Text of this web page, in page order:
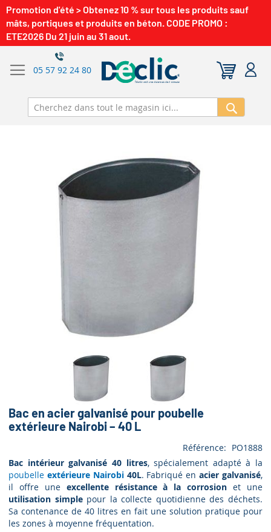
Promotion d'été > Obtenez 10 % sur tous les produits sauf
mâts, portiques et produits en béton. CODE PROMO :
ETE2026 Du 21 juin au 31 aout.
05 57 92 24 80
Bac en acier galvanisé pour poubelle
extérieure Nairobi – 40 L
Référence
PO1888
Bac intérieur galvanisé 40 litres, spécialement adapté à la
poubelle extérieure Nairobi40L. Fabriqué en acier galvanisé,
il offre une excellente résistance à la corrosion et une
utilisation simplepour la collecte quotidienne des déchets.
Sa contenance de 40 litres en fait une solution pratique pour
les zones à moyenne fréquentation.